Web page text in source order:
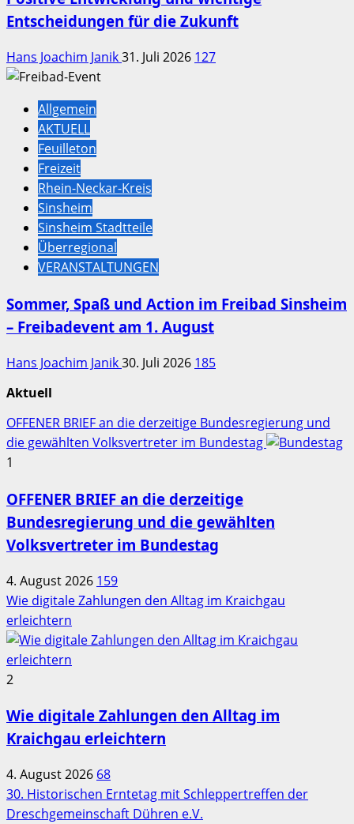
Entscheidungen für die Zukunft
Hans Joachim Janik31. Juli 2026 127
Allgemein
AKTUELL
Feuilleton
Freizeit
Rhein-Neckar-Kreis
Sinsheim
Sinsheim Stadtteile
Überregional
VERANSTALTUNGEN
Sommer, Spaß und Action im Freibad Sinsheim
– Freibadevent am 1. August
Hans Joachim Janik30. Juli 2026 185
Aktuell
OFFENER BRIEF an die derzeitige Bundesregierung und
die gewählten Volksvertreter im Bundestag
1
OFFENER BRIEF an die derzeitige
Bundesregierung und die gewählten
Volksvertreter im Bundestag
4. August 2026 159
Wie digitale Zahlungen den Alltag im Kraichgau
erleichtern
2
Wie digitale Zahlungen den Alltag im
Kraichgau erleichtern
4. August 2026 68
30. Historischen Erntetag mit Schleppertreffen der
Dreschgemeinschaft Dühren e.V.